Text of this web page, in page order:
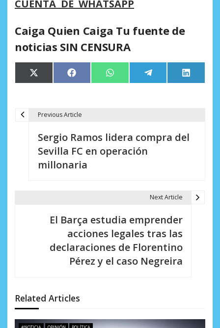
CUENTA DE WHATSAPP
Caiga Quien Caiga Tu fuente de
noticias SIN CENSURA
Compartir
en
X
(Twitter)
Compartir
en
Facebook Compartir
en
WhatsApp Compartir
en
Telegram
en
LinkedIn
d
e
Previous Article
Sergio Ramos lidera compra del
Sevilla FC en operación
millonaria
Next Article
El Barça estudia emprender
acciones legales tras las
declaraciones de Florentino
Pérez y el caso Negreira
Related Articles